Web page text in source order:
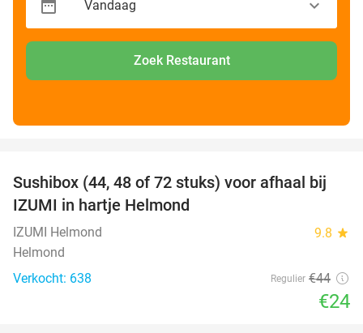
Zoek Restaurant
45%
Sushibox (44, 48 of 72 stuks) voor afhaal bij
IZUMI in hartje Helmond
IZUMI Helmond 9.8 star
Helmond
Verkocht: 638
Regulier €44
€24